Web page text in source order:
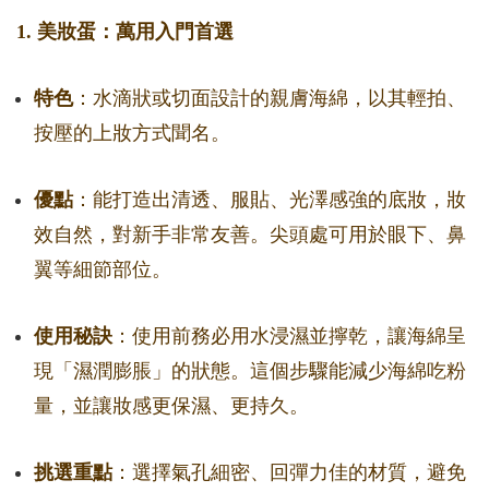
1. 美妝蛋：萬用入門首選
特色：水滴狀或切面設計的親膚海綿，以其輕拍、
按壓的上妝方式聞名。
優點：能打造出清透、服貼、光澤感強的底妝，妝
效自然，對新手非常友善。尖頭處可用於眼下、鼻
翼等細節部位。
使用秘訣 ：使用前務必用水浸濕並擰乾，讓海綿呈
現「濕潤膨脹」的狀態。這個步驟能減少海綿吃粉
量，並讓妝感更保濕、更持久。
挑選重點：選擇氣孔細密、回彈力佳的材質，避免